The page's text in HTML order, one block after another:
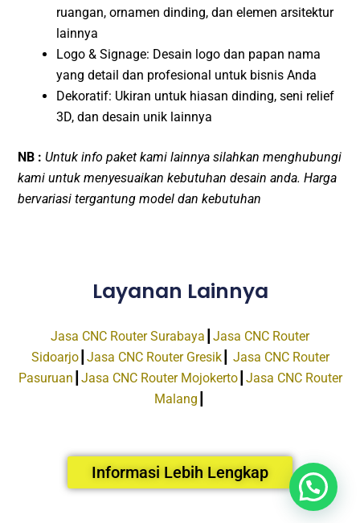
ruangan, ornamen dinding, dan elemen arsitektur
lainnya
Logo & Signage: Desain logo dan papan nama
yang detail dan profesional untuk bisnis Anda
Dekoratif: Ukiran untuk hiasan dinding, seni relief
3D, dan desain unik lainnya
NB : Untuk info paket kami lainnya silahkan menghubungi
kami untuk menyesuaikan kebutuhan desain anda. Harga
bervariasi tergantung model dan kebutuhan
Layanan Lainnya
Jasa CNC Router Surabaya Jasa CNC Router
Sidoarjo┃ Jasa CNC Router Gresik┃ Jasa CNC Router
Pasuruan Jasa CNC Router Mojokerto┃ Jasa CNC Router
Malang
Informasi Lebih Lengkap